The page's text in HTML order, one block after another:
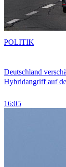
Deutschland
Hybridangriff auf
16:05
POLITIK